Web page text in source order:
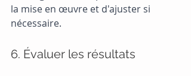
la mise en œuvre et d'ajuster si
nécessaire.
6. Évaluer les résultats